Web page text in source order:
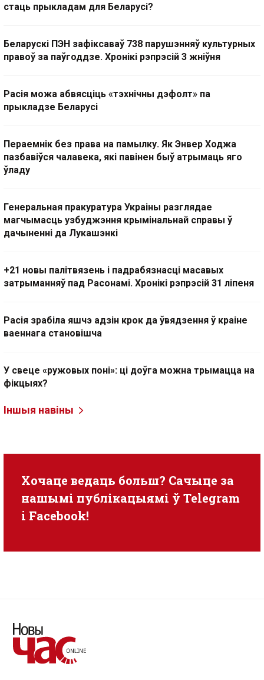
стаць прыкладам для Беларусі?
Беларускі ПЭН зафіксаваў 738 парушэнняў культурных
правоў за паўгоддзе. Хронікі рэпрэсій 3 жніўня
Расія можа абвясціць «тэхнічны дэфолт» па
прыкладзе Беларусі
Пераемнік без права на памылку. Як Энвер Ходжа
пазбавіўся чалавека, які павінен быў атрымаць яго
ўладу
Генеральная пракуратура Украіны разглядае
магчымасць узбуджэння крымінальнай справы ў
дачыненні да Лукашэнкі
+21 новы палітвязень і падрабязнасці масавых
затрыманняў пад Расонамі. Хронікі рэпрэсій 31 ліпеня
Расія зрабіла яшчэ адзін крок да ўвядзення ў краіне
ваеннага становішча
У свеце «ружовых поні»: ці доўга можна трымацца на
фікцыях?
Іншыя навіны
Хочаце ведаць больш? Сачыце за
нашымі публікацыямі ў Telegram
i Facebook!